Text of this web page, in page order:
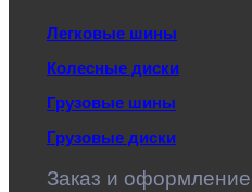
Легковые шины
Колесные диски
Грузовые шины
Грузовые диски
Заказ и оформление